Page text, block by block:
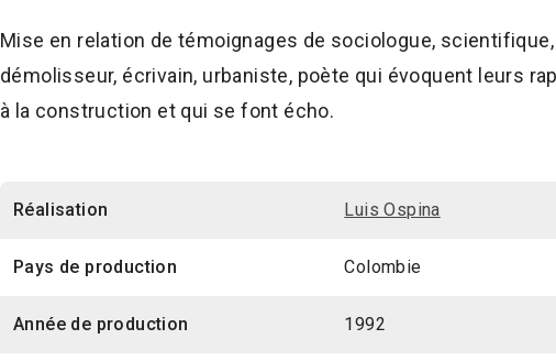
Mise en relation de témoignages de sociologue,
démolisseur, écrivain, urbaniste, poète qui évoquent leurs
à la construction et qui se font écho.
Réalisation Luis Ospina
Pays de production Colombie
Année de production 1992